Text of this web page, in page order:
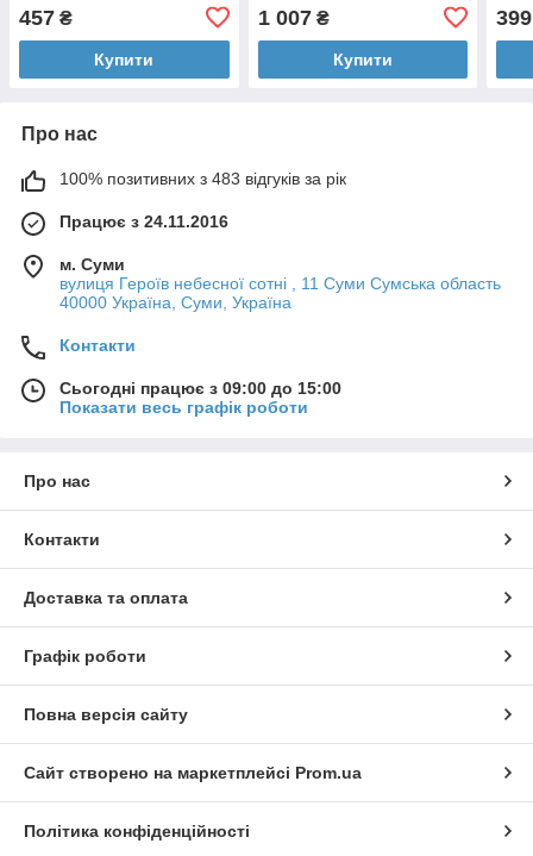
457 ₴
Купити
1 007₴
Купити
399
Про нас
100% позитивних з 483 відгуків за рік
Працює з 24.11.2016
м. Суми
вулиця Героїв небесної сотні , 11 Суми Сумська область
40000 Україна, Суми, Україна
Контакти
Сьогодні працює з 09:00 до 15:00
Показати весь графік роботи
Про нас
Контакти
Доставка та оплата
Графік роботи
Повна версія сайту
Сайт створено на маркетплейсі Prom.ua
Політика конфіденційності